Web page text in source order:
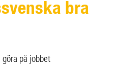
bra
göra på jobbet